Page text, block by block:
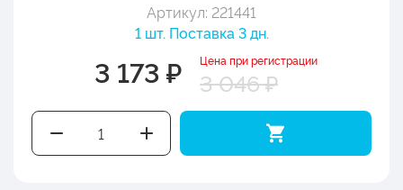
Артикул: 221441
1 шт. Поставка 3 дн.
3 173 ₽ Цена при регистрации
3 046 ₽